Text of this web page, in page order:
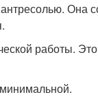
Она
работы.